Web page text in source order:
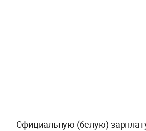
Официальную (белую)